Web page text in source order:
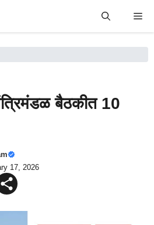
बैठकीत 10
17, 2026